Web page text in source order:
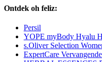
Ontdek oh feliz:
Persil
YOPE myBody Hyalu
s.Oliver Selection
ExpertCare